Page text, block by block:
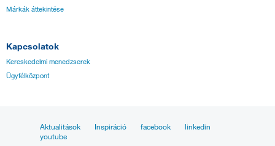
Márkák áttekintése
Kapcsolatok
Kereskedelmi menedzserek
Ügyfélközpont
Aktualitások Inspiráció facebook
linkedin
youtube